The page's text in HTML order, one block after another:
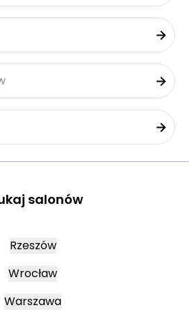
salonów
Rzeszów
Wrocław
Warszawa